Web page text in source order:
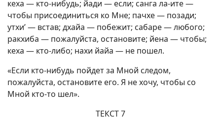
кеха — кто-нибудь; йади — если; санга ла-ите —
чтобы присоединиться ко Мне; пачхе — позади;
утхи’ — встав; дхайа — побежит; сабаре — любого;
ракхиба — пожалуйста, остановите; йена — чтобы;
кеха — кто-либо; нахи йайа — не пошел.
«Если кто-нибудь пойдет за Мной следом,
пожалуйста, остановите его. Я не хочу, чтобы со
Мной кто-то шел».
ТЕКСТ 7